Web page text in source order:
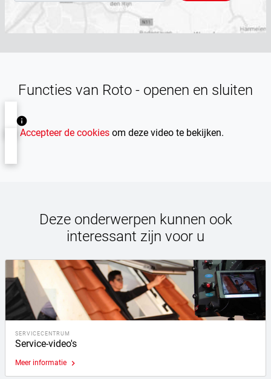
Functies van Roto - openen en sluiten
Accepteer de cookies om deze video te bekijken.
Deze onderwerpen kunnen ook
interessant zijn voor u
SERVICECENTRUM
Service-video's
Meer informatie keyboard_arrow_right